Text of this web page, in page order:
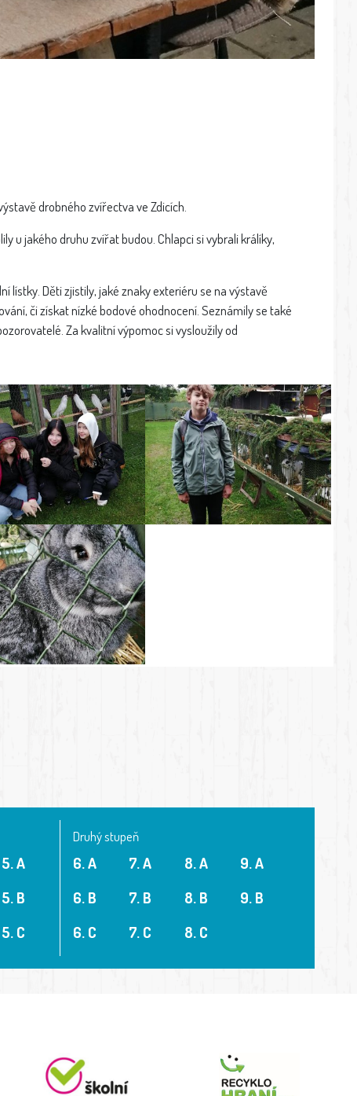
drobného zvířectva ve Zdicích.
u jakého druhu zvířat budou. Chlapci si vybrali králíky,
lístky. Děti zjistily, jaké znaky exteriéru se na výstavě
či získat nízké bodové ohodnocení. Seznámily se také
Za kvalitní výpomoc si vysloužily od
5. A
5. B
5. C
Druhý stupeň
6. A
6. B
6. C
7. A
7. B
7. C
8. A
8. B
8. C
9. A
9. B